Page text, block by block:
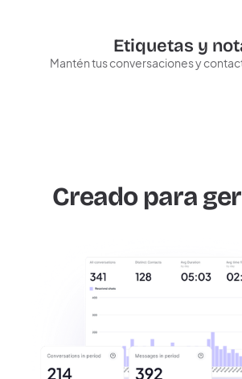
Etiquetas y
Mantén tus conversaciones y
Creado para